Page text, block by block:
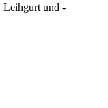
Leihgurt und -